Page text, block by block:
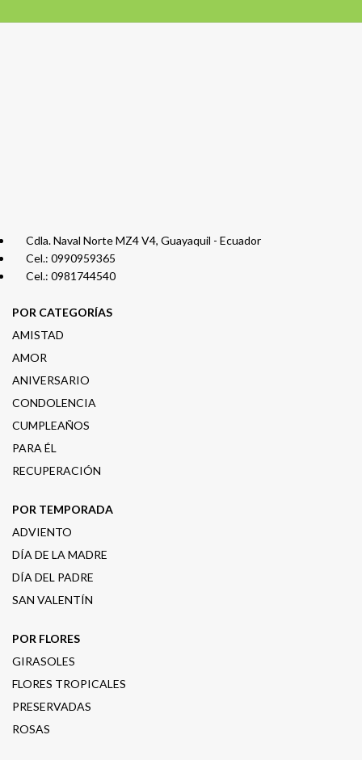
Cdla. Naval Norte MZ4 V4, Guayaquil - Ecuador
Cel.: 0990959365
Cel.: 0981744540
POR CATEGORÍAS
AMISTAD
AMOR
ANIVERSARIO
CONDOLENCIA
CUMPLEAÑOS
PARA ÉL
RECUPERACIÓN
POR TEMPORADA
ADVIENTO
DÍA DE LA MADRE
DÍA DEL PADRE
SAN VALENTÍN
POR FLORES
GIRASOLES
FLORES TROPICALES
PRESERVADAS
ROSAS